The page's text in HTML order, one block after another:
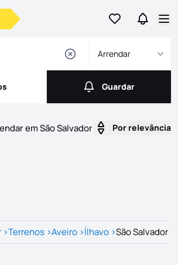
Ir para osIr para
Arrendar
Guardar
Guardar
0 terrenos para arrendar em São Salvador Por relevância
>Terrenos >Aveiro >Ílhavo >São Salvador